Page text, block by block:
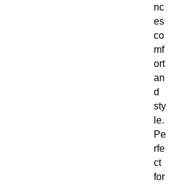
nc
es
co
mf
ort
an
d
sty
le.
Pe
rfe
ct
for